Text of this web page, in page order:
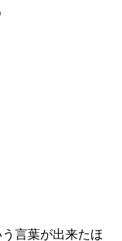
う言葉が出来たほ